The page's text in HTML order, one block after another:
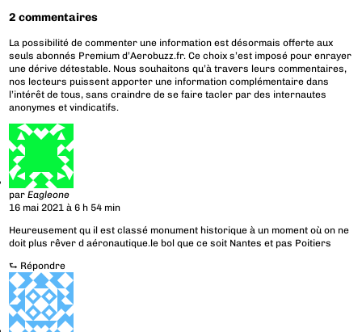
2 commentaires
La possibilité de commenter une information est désormais offerte aux
seuls abonnés Premium d’Aerobuzz.fr. Ce choix s’est imposé pour enrayer
une dérive détestable. Nous souhaitons qu’à travers leurs commentaires,
nos lecteurs puissent apporter une information complémentaire dans
l’intérêt de tous, sans craindre de se faire tacler par des internautes
anonymes et vindicatifs.
parEagleone
16 mai 2021 à 6 h 54 min
Heureusement qu il est classé monument historique à un moment où on ne
doit plus rêver d aéronautique.le bol que ce soit Nantes et pas Poitiers
⮑ Répondre